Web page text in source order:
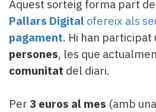
Aquest sorteig forma part
Pallars Digital ofereix als
pagament. Hi han participat
persones, les que
comunitat del diari.
Per 3 euros al mes (amb